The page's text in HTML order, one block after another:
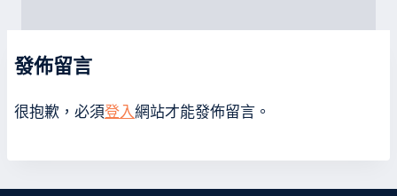
發佈留言
很抱歉，必須登入網站才能發佈留言。